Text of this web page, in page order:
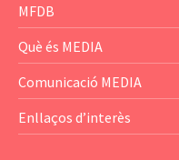
— Business Cluster
— Audience Cluster
— Altres
MFDB
Què és MEDIA
— El subprograma MEDIA
— Agència Executiva
Comunicació MEDIA
— Estrenes a Catalunya
Enllaços d’interès